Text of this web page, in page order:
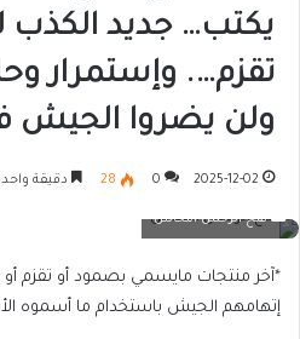
يكتب… جديد
تقزم…. وإستمرار
ولن يضروا الجيش
2025-12-02
0
28 دقيقة
فتح الرحمن النحاس
*آخر منتجات مايسمي بصمود أو تقزم
إتهامهم الجيش باستخدام ما أسموه